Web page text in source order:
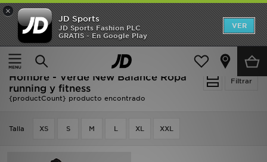
×
JD Sports
JD Sports Fashion PLC
GRATIS - En Google Play
VER
Página principal
Hombre
Ropa de hombre
Filtrar
Hombre - Verde New Balance Ropa
running y fitness
{productCount} producto encontrado
Talla XS S M L XL XXL
Hombre
Mujer
Niños
Accesorios
Estilo
Ver Marcas